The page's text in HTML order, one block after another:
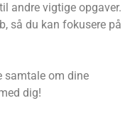
andre vigtige opgaver.
så du kan fokusere på
samtale om dine
dig!